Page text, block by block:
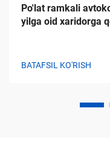
Po'lat ramkali
yilga oid xaridorga
BATAFSIL KO'RISH